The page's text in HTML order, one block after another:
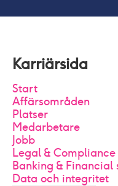
Karriärsida
Start
Affärsområden
Platser
Medarbetare
Jobb
Legal & Compliance
Banking & Financial
Data och integritet